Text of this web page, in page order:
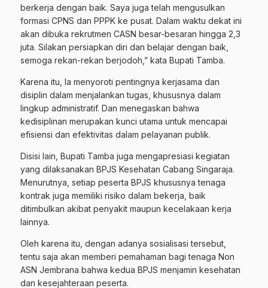
berkerja dengan baik. Saya juga telah mengusulkan
formasi CPNS dan PPPK ke pusat. Dalam waktu dekat ini
akan dibuka rekrutmen CASN besar-besaran hingga 2,3
juta. Silakan persiapkan diri dan belajar dengan baik,
semoga rekan-rekan berjodoh,” kata Bupati Tamba.
Karena itu, Ia menyoroti pentingnya kerjasama dan
disiplin dalam menjalankan tugas, khususnya dalam
lingkup administratif. Dan menegaskan bahwa
kedisiplinan merupakan kunci utama untuk mencapai
efisiensi dan efektivitas dalam pelayanan publik.
Disisi lain, Bupati Tamba juga mengapresiasi kegiatan
yang dilaksanakan BPJS Kesehatan Cabang Singaraja.
Menurutnya, setiap peserta BPJS khususnya tenaga
kontrak juga memiliki risiko dalam bekerja, baik
ditimbulkan akibat penyakit maupun kecelakaan kerja
lainnya.
Oleh karena itu, dengan adanya sosialisasi tersebut,
tentu saja akan memberi pemahaman bagi tenaga Non
ASN Jembrana bahwa kedua BPJS menjamin kesehatan
dan kesejahteraan peserta.